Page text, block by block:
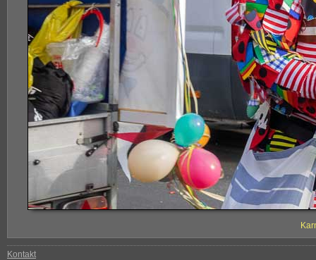
Kontakt